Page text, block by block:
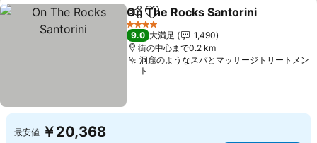
シェアお気に入りに追加
On The Rocks Santorini
4 ホテルのランク
9.0 大満足
1,490
街の中心まで0.2 km
洞窟のようなスパとマッサージトリートメン
ト
最安値 ￥20,368